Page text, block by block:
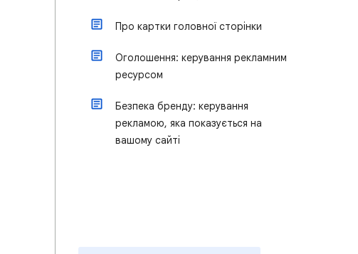
Про картки головної сторінки
Оголошення: керування рекламним
ресурсом
Безпека бренду: керування
рекламою, яка показується на
вашому сайті